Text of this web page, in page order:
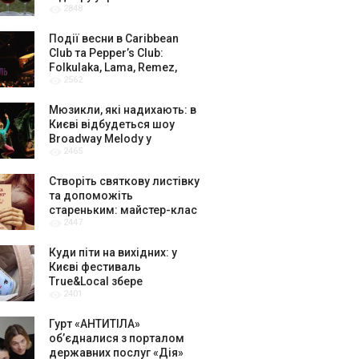
амбасадорів
2848
Події весни в Caribbean
Club та Pepper’s Club:
Folkulaka, Lama, Remez,
вар’єте «Рояль» і триб’ют-
2562
Мюзикли, які надихають: в
Києві відбудеться шоу
Broadway Melody у
виконанні юних артистів
2465
Створіть святкову листівку
та допоможіть
стареньким: майстер-клас
від БФ «Юлині Бабусі» на
2447
Куди піти на вихідних: у
Києві фестиваль
True&Local збере
крафтярів, лекторів і гурт
2401
Гурт «АНТИТІЛА»
обʼєдналися з порталом
державних послуг «Дія»